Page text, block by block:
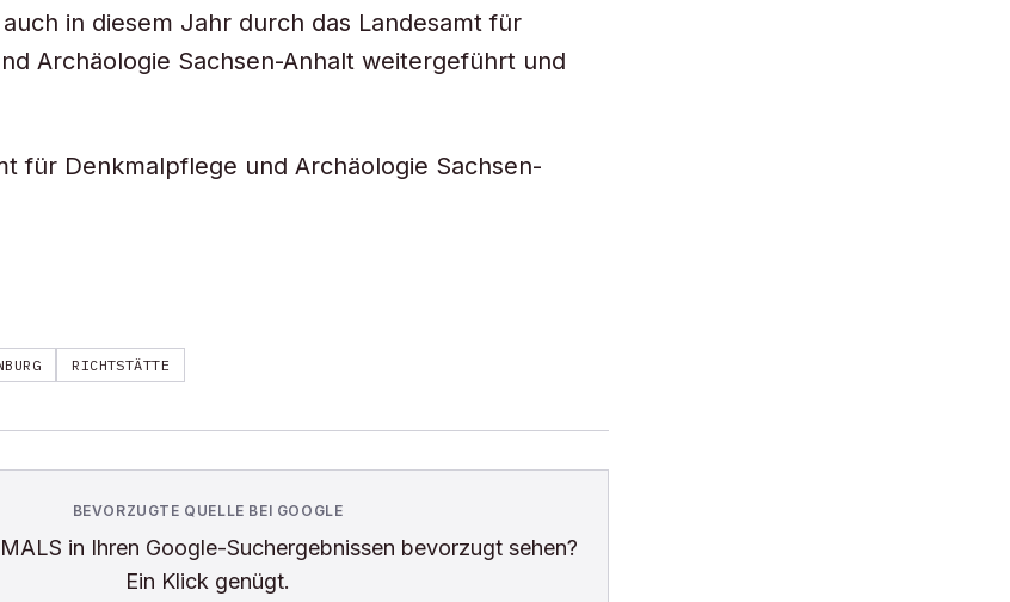
in diesem Jahr durch das Landesamt für
Archäologie Sachsen-Anhalt weitergeführt und
für Denkmalpflege und Archäologie Sachsen-
RICHTSTÄTTE
BEVORZUGTE QUELLE BEI GOOGLE
in Ihren Google-Suchergebnissen bevorzugt sehen?
Ein Klick genügt.